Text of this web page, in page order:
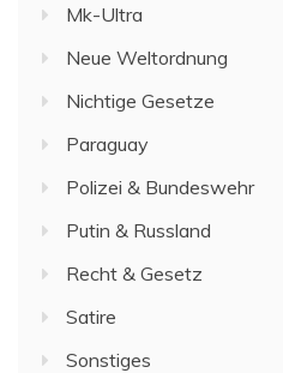
Mk-Ultra
Neue Weltordnung
Nichtige Gesetze
Paraguay
Polizei & Bundeswehr
Putin & Russland
Recht & Gesetz
Satire
Sonstiges